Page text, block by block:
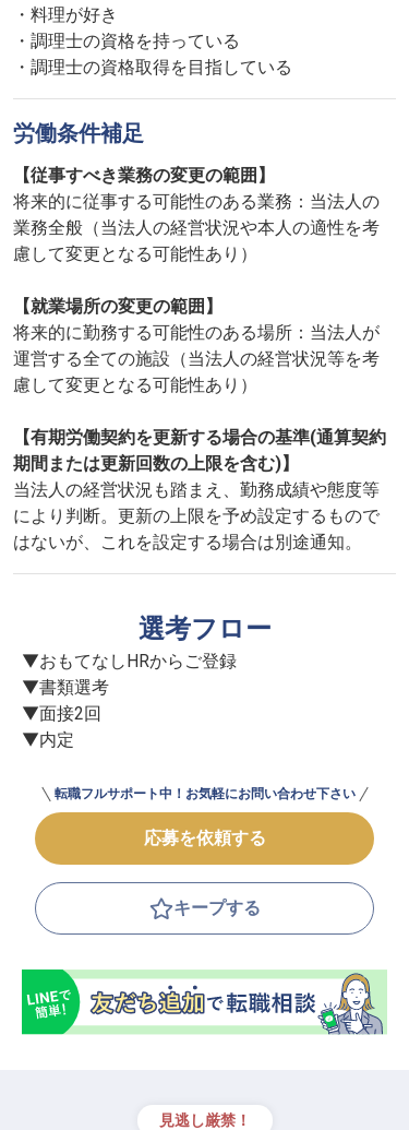
・料理が好き
・調理士の資格を持っている
・調理士の資格取得を目指している
労働条件補足
【従事すべき業務の変更の範囲】
将来的に従事する可能性のある業務：当法人の
業務全般（当法人の経営状況や本人の適性を考
慮して変更となる可能性あり）
【就業場所の変更の範囲】
将来的に勤務する可能性のある場所：当法人が
運営する全ての施設（当法人の経営状況等を考
慮して変更となる可能性あり）
【有期労働契約を更新する場合の基準(通算契約
期間または更新回数の上限を含む)】
当法人の経営状況も踏まえ、勤務成績や態度等
により判断。更新の上限を予め設定するもので
はないが、これを設定する場合は別途通知。
選考フロー
▼おもてなしHRからご登録
▼書類選考
▼面接2回
▼内定
転職フルサポート中！お気軽にお問い合わせ下さい
応募を依頼する
キープする
見逃し厳禁！